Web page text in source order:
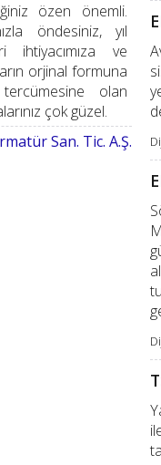
özen önemli.
öndesiniz, yıl
ihtiyacımıza ve
orjinal formuna
olan
çok güzel.
San. Tic. A.Ş.